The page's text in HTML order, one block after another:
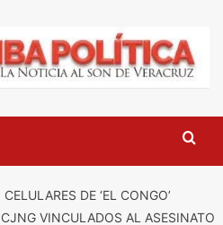
CELULARES DE ‘EL CONGO’
VINCULADOS AL ASESINATO